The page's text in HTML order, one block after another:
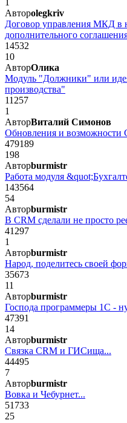
Авторolegkriv
Договор управления МКД в
дополнительного
14532
10
АвторОлика
Модуль "Должники" или
производства"
11257
1
АвторВиталий Симонов
Обновления и возможности
479189
198
Авторburmistr
Работа модуля
143564
54
Авторburmistr
В CRM сделали не просто
41297
1
Авторburmistr
Народ, поделитесь своей
35673
11
Авторburmistr
Господа программеры 1С -
47391
14
Авторburmistr
Связка CRM и ГИСища...
44495
7
Авторburmistr
Вовка и Чебурнет...
51733
25